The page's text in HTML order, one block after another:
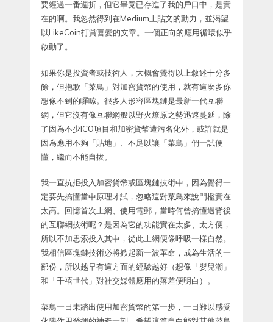
要經過一番週折，但它畢竟已存進了我的戶口中，是實
在的啊。我忽然得到在Medium上貼文的動力，並渴望
以LikeCoin打賞喜愛的文章。一個正向的應用循環似乎
啟動了。
如果你是投資者或技術人，大概會覺得以上敘述十分多
餘，但抱歉「菜鳥」對加密貨幣的使用，就有這麼多你
想像不到的囉嗦。很多人形容區塊鏈是最新一代互聯
網，但它沒有像互聯網般以野火燎原之勢迅速蔓延，除
了因為不少ICO項目和加密貨幣遭污名化外，或許就是
因為應用不夠「貼地」、不足以讓「菜鳥」們一試便
懂，繼而不能自拔。
我一直抗拒投入加密貨幣或區塊鏈技術中，因為覺得一
定要先搞懂當中原理才試，忽略這對菜鳥來說門檻實在
太高。回憶首次上網、使用電郵，當時何曾搞懂過背後
的互聯網技術呢？是因為它的功能實在太多、太方便，
所以不加思索投入其中，從此上網便像呼吸一樣自然。
我相信區塊鏈技術必將掀起新一波革命，成為生活的一
部份，所以越早有這方面的經驗越好（想像「嬰兒潮」
和「千禧世代」對社交媒體應用的落差便明白）。
菜鳥一日未踏出使用加密貨幣的第一步，一日難以感受